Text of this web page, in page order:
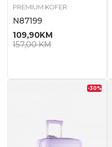
PREMIUM KOFER
N87199
109,90KM
157,00KM
-30%